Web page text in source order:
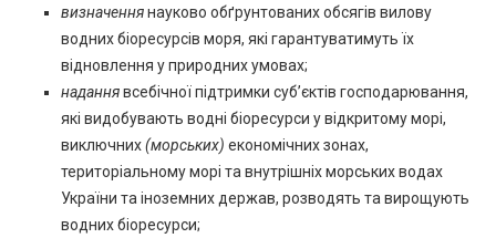
визначеннянауково обґрунтованих обсягів вилову
водних біоресурсів моря, які гарантуватимуть їх
відновлення у природних умовах;
наданнявсебічної підтримки суб’єктів господарювання,
які видобувають водні біоресурси у відкритому морі,
виключних(морських) економічних зонах,
територіальному морі та внутрішніх морських водах
України та іноземних держав, розводять та вирощують
водних біоресурси;